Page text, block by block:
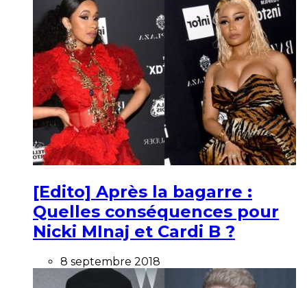
[Edito] Après la bagarre :
Quelles conséquences pour
Nicki MInaj et Cardi B ?
8 septembre 2018